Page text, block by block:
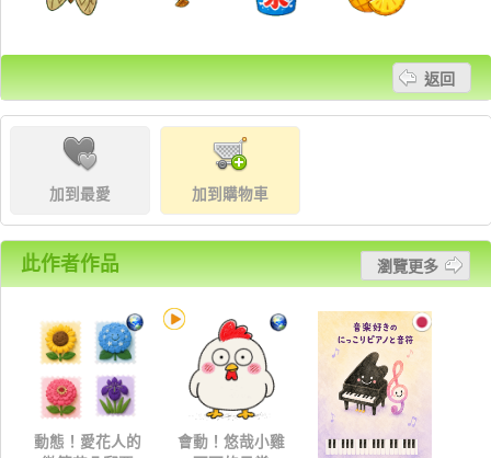
返回
加到最愛 加到購物車
此作者作品 瀏覽更多
動態！愛花人的
會動！悠哉小雞